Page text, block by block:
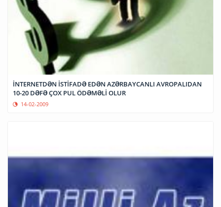
İNTERNETDƏN İSTİFADƏ EDƏN AZƏRBAYCANLI AVROPALIDAN
10-20 DƏFƏ ÇOX PUL ÖDƏMƏLİ OLUR
14-02-2009